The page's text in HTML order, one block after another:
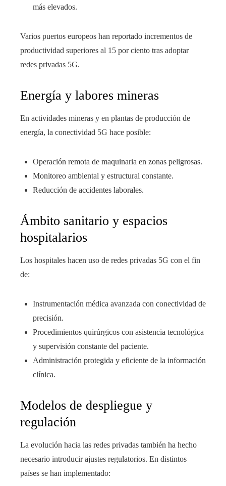
más elevados.
Varios puertos europeos han reportado incrementos de
productividad superiores al 15 por ciento tras adoptar
redes privadas 5G.
Energía y labores mineras
En actividades mineras y en plantas de producción de
energía, la conectividad 5G hace posible:
Operación remota de maquinaria en zonas peligrosas.
Monitoreo ambiental y estructural constante.
Reducción de accidentes laborales.
Ámbito sanitario y espacios
hospitalarios
Los hospitales hacen uso de redes privadas 5G con el fin
de:
Instrumentación médica avanzada con conectividad de
precisión.
Procedimientos quirúrgicos con asistencia tecnológica
y supervisión constante del paciente.
Administración protegida y eficiente de la información
clínica.
Modelos de despliegue y
regulación
La evolución hacia las redes privadas también ha hecho
necesario introducir ajustes regulatorios. En distintos
países se han implementado: